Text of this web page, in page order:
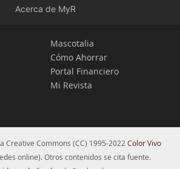
Acerca de MyR
Mascotalia
Cómo Ahorrar
Portal Financiero
Mi Revista
Creative Commons (CC) 1995-2022Color Vivo
online). Otros contenidos se cita fuente.